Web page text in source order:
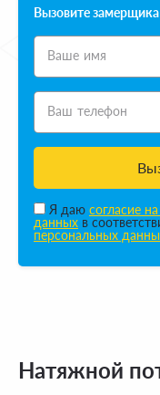
Вызовите
Ваше имя
Ваш телефон
Я даю согласие
данных в
персональных
Натяжной